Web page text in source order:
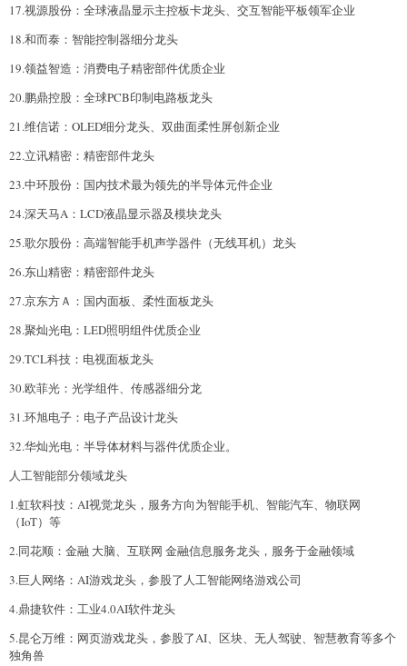
17.视源股份：全球液晶显示主控板卡龙头、交互智能平板领军企业
18.和而泰：智能控制器细分龙头
19.领益智造：消费电子精密部件优质企业
20.鹏鼎控股：全球PCB印制电路板龙头
21.维信诺：OLED细分龙头、双曲面柔性屏创新企业
22.立讯精密：精密部件龙头
23.中环股份：国内技术最为领先的半导体元件企业
24.深天马A：LCD液晶显示器及模块龙头
25.歌尔股份：高端智能手机声学器件（无线耳机）龙头
26.东山精密：精密部件龙头
27.京东方Ａ：国内面板、柔性面板龙头
28.聚灿光电：LED照明组件优质企业
29.TCL科技：电视面板龙头
30.欧菲光：光学组件、传感器细分龙
31.环旭电子：电子产品设计龙头
32.华灿光电：半导体材料与器件优质企业。
人工智能部分领域龙头
1.虹软科技：AI视觉龙头，服务方向为智能手机、智能汽车、物联网
（IoT）等
2.同花顺：金融 大脑、互联网 金融信息服务龙头，服务于金融领域
3.巨人网络：AI游戏龙头，参股了人工智能网络游戏公司
4.鼎捷软件：工业4.0AI软件龙头
5.昆仑万维：网页游戏龙头，参股了AI、区块、无人驾驶、智慧教育等多个
独角兽